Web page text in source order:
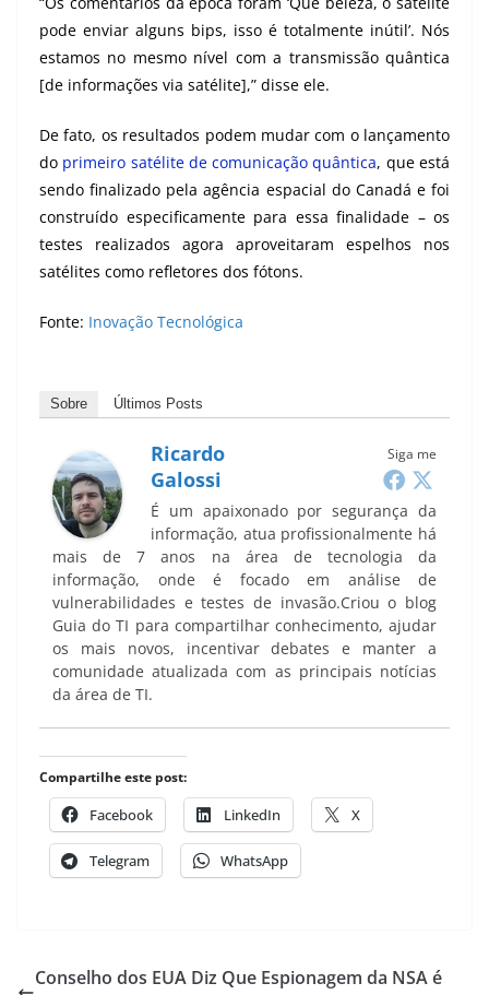
pode enviar alguns bips, isso é totalmente inútil’. Nós
estamos no mesmo nível com a transmissão quântica
[de informações via satélite],” disse ele.
De fato, os resultados podem mudar com o lançamento
do primeiro satélite de comunicação quântica, que está
sendo finalizado pela agência espacial do Canadá e foi
construído especificamente para essa finalidade – os
testes realizados agora aproveitaram espelhos nos
satélites como refletores dos fótons.
Fonte: Inovação Tecnológica
Sobre Últimos Posts
Siga me
Ricardo
Galossi
É um apaixonado por segurança da
informação, atua profissionalmente há
mais de 7 anos na área de tecnologia da
informação, onde é focado em análise de
vulnerabilidades e testes de invasão.Criou o blog
Guia do TI para compartilhar conhecimento, ajudar
os mais novos, incentivar debates e manter a
comunidade atualizada com as principais notícias
da área de TI.
Compartilhe este post:
Facebook LinkedIn X
Telegram WhatsApp
Conselho dos EUA Diz Que Espionagem da NSA é